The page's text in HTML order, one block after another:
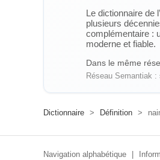
Le dictionnaire de
plusieurs
complémentaire :
moderne et fiable.
Dans le même
Réseau Semantiak
Dictionnaire > Définition >
Navigation alphabétique